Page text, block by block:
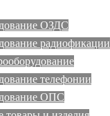
ОЗДС
радиофикации
телефонии
ОПС